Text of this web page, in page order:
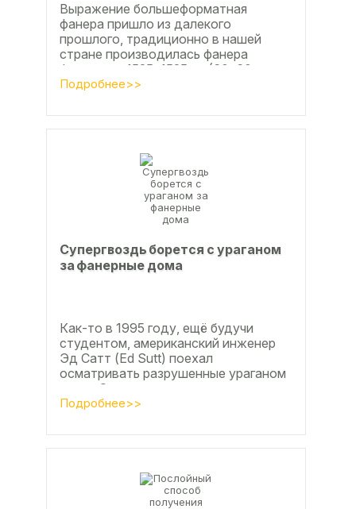
Выражение большеформатная
фанера пришло из далекого
прошлого, традиционно в нашей
стране производилась фанера
форматом 1525х1525мм (60х60
дюймов), форматы отличающиеся в
Подробнее>>
Супергвоздь борется с ураганом
за фанерные дома
Как-то в 1995 году, ещё будучи
студентом, американский инженер
Эд Сатт (Ed Sutt) поехал
осматривать разрушенные ураганом
дома. Он удивился, что ударов
стихии в большинстве случаев не...
Подробнее>>